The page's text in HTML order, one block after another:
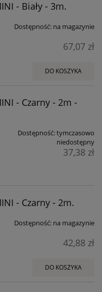
- Biały - 3m.
Dostępność: na magazynie
67,07 zł
DO KOSZYKA
- Czarny - 2m -
Dostępność:tymczasowo
niedostępny
37,38 zł
- Czarny - 2m.
Dostępność: na magazynie
42,88 zł
DO KOSZYKA